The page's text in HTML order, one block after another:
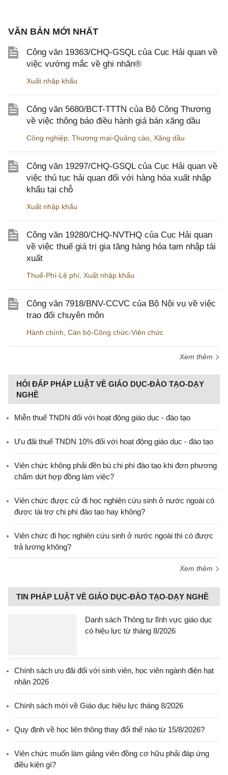
VĂN BẢN MỚI NHẤT
Công văn 19363/CHQ-GSQL của Cục Hải quan về
việc vướng mắc về ghi nhãn®
Xuất nhập khẩu
Công văn 5680/BCT-TTTN của Bộ Công Thương
về việc thông báo điều hành giá bán xăng dầu
Công nghiệp Thương mại-Quảng cáo Xăng dầu
Công văn 19297/CHQ-GSQL của Cục Hải quan về
việc thủ tục hải quan đối với hàng hóa xuất nhập
khẩu tại chỗ
Xuất nhập khẩu
Công văn 19280/CHQ-NVTHQ của Cục Hải quan
về việc thuế giá trị gia tăng hàng hóa tạm nhập tái
xuất
Thuế-Phí-Lệ phí Xuất nhập khẩu
Công văn 7918/BNV-CCVC của Bộ Nội vụ về việc
trao đổi chuyên môn
Hành chính Cán bộ-Công chức-Viên chức
Xem thêm
HỎI ĐÁP PHÁP LUẬT VỀ GIÁO DỤC-ĐÀO TẠO-DẠY
NGHỀ
Miễn thuế TNDN đối với hoạt động giáo dục - đào tạo
Ưu đãi thuế TNDN 10% đối với hoạt động giáo dục - đào tạo
Viên chức không phải đền bù chi phí đào tạo khi đơn phương
chấm dứt hợp đồng làm việc?
Viên chức được cử đi học nghiên cứu sinh ở nước ngoài có
được tài trợ chi phí đào tạo hay không?
Viên chức đi học nghiên cứu sinh ở nước ngoài thì có được
trả lương không?
Xem thêm
TIN PHÁP LUẬT VỀ GIÁO DỤC-ĐÀO TẠO-DẠY NGHỀ
Danh sách Thông tư lĩnh vực giáo dục
có hiệu lực từ tháng 8/2026
Chính sách ưu đãi đối với sinh viên, học viên ngành điện hạt
nhân 2026
Chính sách mới về Giáo dục hiệu lực tháng 8/2026
Quy định về học liên thông thay đổi thế nào từ 15/8/2026?
Viên chức muốn làm giảng viên đồng cơ hữu phải đáp ứng
điều kiện gì?